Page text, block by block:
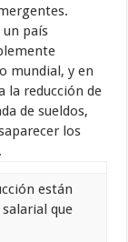
país
mundial, y en
la reducción de
de sueldos,
los
están
que